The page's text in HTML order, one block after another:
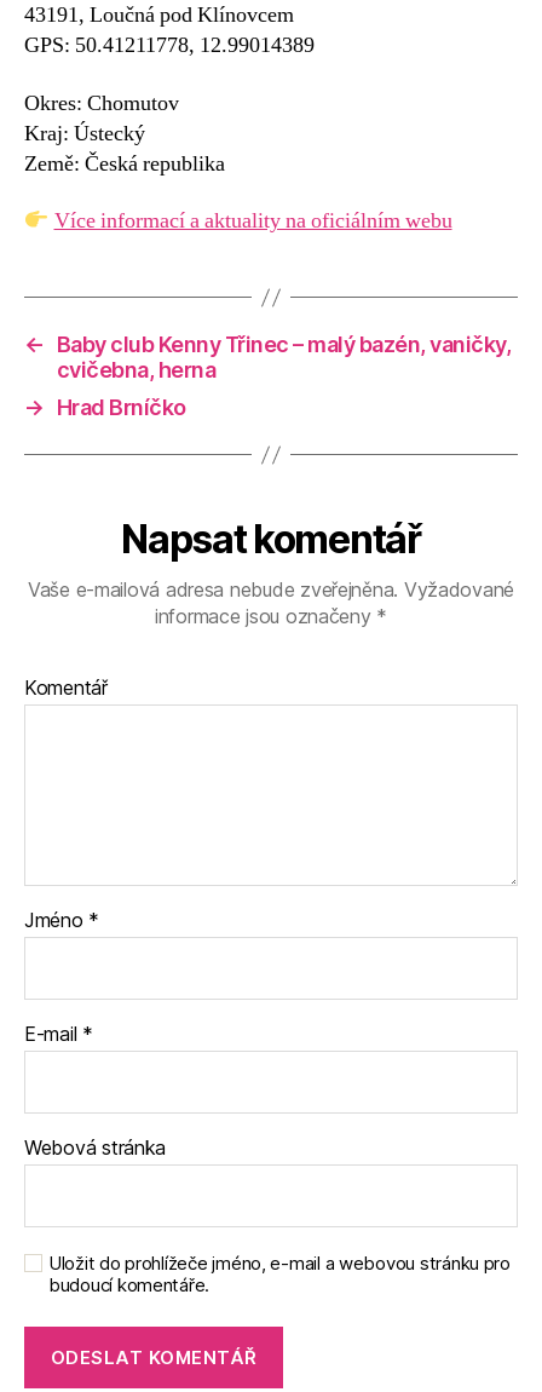
43191, Loučná pod Klínovcem
GPS: 50.41211778, 12.99014389
Okres: Chomutov
Kraj: Ústecký
Země: Česká republika
Více informací a aktuality na oficiálním webu
←
Baby club Kenny Třinec – malý bazén, vaničky,
cvičebna, herna
→
Hrad Brníčko
Napsat komentář
Vaše e-mailová adresa nebude zveřejněna. Vyžadované
informace jsou označeny *
Komentář
Jméno *
E-mail *
Webová stránka
Uložit do prohlížeče jméno, e-mail a webovou stránku pro
budoucí komentáře.